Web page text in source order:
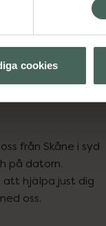
cookies
från Skåne i syd
på datorn.
att hjälpa just dig
oss.